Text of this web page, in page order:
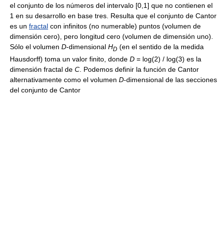
el conjunto de los números del intervalo [0,1] que no contienen el
1 en su desarrollo en base tres. Resulta que el conjunto de Cantor
es un fractal con infinitos (no numerable) puntos (volumen de
dimensión cero), pero longitud cero (volumen de dimensión uno).
Sólo el volumen D-dimensional HD (en el sentido de la medida
Hausdorff) toma un valor finito, donde D = log(2) / log(3) es la
dimensión fractal de C . Podemos definir la función de Cantor
alternativamente como el volumen D-dimensional de las secciones
del conjunto de Cantor